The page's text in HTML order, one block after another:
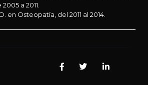
a 2011.
en Osteopatía, del 2011 al 2014.